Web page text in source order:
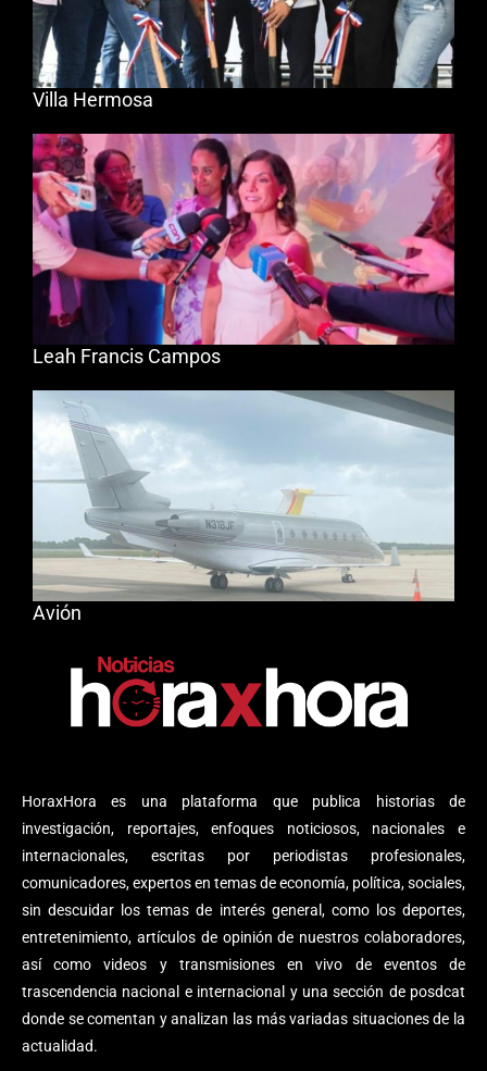
HoraxHora es una plataforma que publica historias de
investigación, reportajes, enfoques noticiosos, nacionales e
internacionales, escritas por periodistas profesionales,
comunicadores, expertos en temas de economía, política, sociales,
sin descuidar los temas de interés general, como los deportes,
entretenimiento, artículos de opinión de nuestros colaboradores,
así como videos y transmisiones en vivo de eventos de
trascendencia nacional e internacional y una sección de posdcat
donde se comentan y analizan las más variadas situaciones de la
actualidad.
Villa Hermosa
Leah Francis Campos
Avión